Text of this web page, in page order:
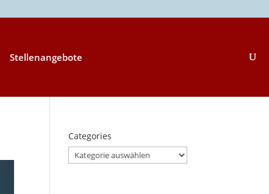
Stellenangebote
Categories
Categories